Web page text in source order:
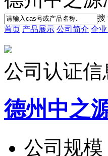
搜
首页 产品展示 公司简介 企
公司认证信
德州中之
公司规模